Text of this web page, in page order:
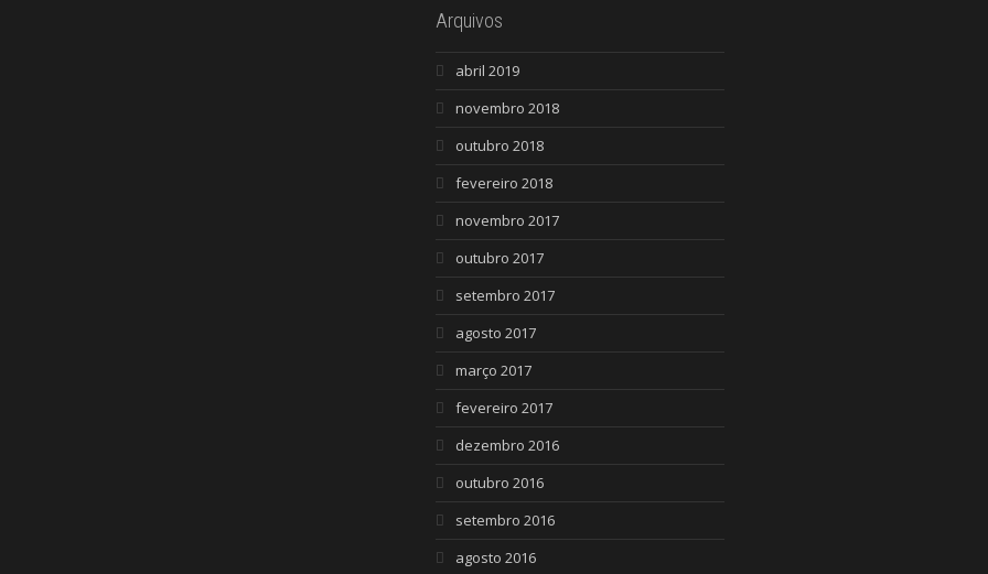
Arquivos
abril 2019
novembro 2018
outubro 2018
fevereiro 2018
novembro 2017
outubro 2017
setembro 2017
agosto 2017
março 2017
fevereiro 2017
dezembro 2016
outubro 2016
setembro 2016
agosto 2016